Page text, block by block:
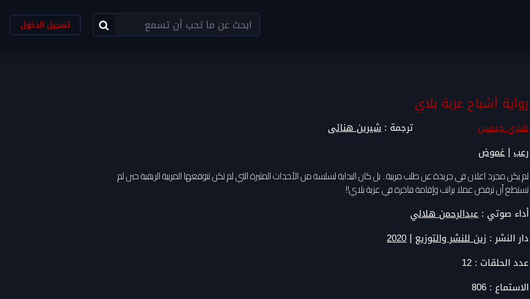
تسجيل الدخول
رواية أشباح عزبة بلاي
هنري جيمس ترجمة :شيرين هنائى
رعب|غموض
لم يكن مجرد اعلان في جريدة عن طلب مربية.. بل كان البداية لسلسة من الأحداث المثيرة التي لم تكن تتوقعها المربية الريفية حين لم
تستطع أن ترفض عملا براتب وإقامة فاخرة في عزبة بلاي!!
أداء صوتي :عبدالرحمن هلالي
دار النشر :زين للنشر والتوزيع |
2020
عدد الحلقات : 12
الاستماع : 806